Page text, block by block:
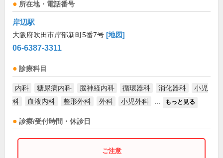
所在地・電話番号
岸辺駅
大阪府吹田市岸部新町5番7号 [地図]
06-6387-3311
診療科目
内科 糖尿病内科 脳神経内科 循環器科 消化器科
小児
科
血液内科 整形外科 外科 小児外科 もっと見る
診療/受付時間・休診日